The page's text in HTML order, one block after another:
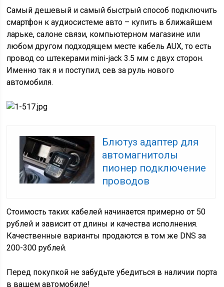
Самый дешевый и самый быстрый способ подключить
смартфон к аудиосистеме авто – купить в ближайшем
ларьке, салоне связи, компьютерном магазине или
любом другом подходящем месте кабель AUX, то есть
провод со штекерами mini-jack 3.5 мм с двух сторон.
Именно так я и поступил, сев за руль нового
автомобиля.
Блютуз адаптер для
автомагнитолы
пионер подключение
проводов
Стоимость таких кабелей начинается примерно от 50
рублей и зависит от длины и качества исполнения.
Качественные варианты продаются в том же DNS за
200-300 рублей.
Перед покупкой не забудьте убедиться в наличии порта
в вашем автомобиле!